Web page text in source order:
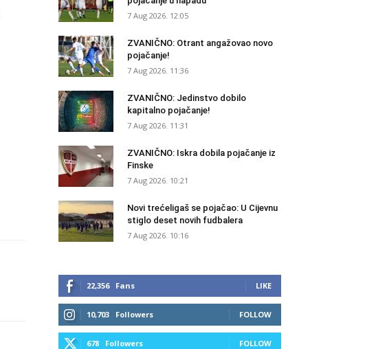
7 Aug 2026. 12:05
ZVANIČNO: Otrant angažovao novo
pojačanje!
7 Aug 2026. 11:36
ZVANIČNO: Jedinstvo dobilo
kapitalno pojačanje!
7 Aug 2026. 11:31
ZVANIČNO: Iskra dobila pojačanje iz
Finske
7 Aug 2026. 10:21
Novi trećeligaš se pojačao: U Cijevnu
stiglo deset novih fudbalera
7 Aug 2026. 10:16
22,356 Fans LIKE
10,703 Followers FOLLOW
678 Followers FOLLOW